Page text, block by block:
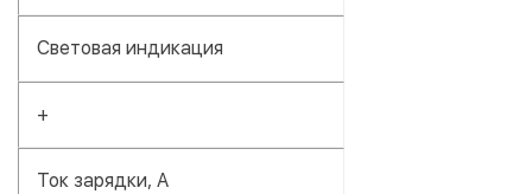
Световая индикация
+
Ток зарядки, А